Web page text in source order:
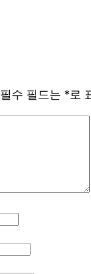
필수 필드는 *로